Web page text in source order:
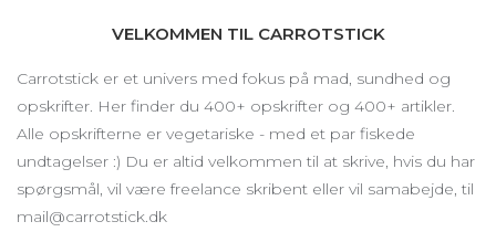
VELKOMMEN TIL CARROTSTICK
Carrotstick er et univers med fokus på mad, sundhed og
opskrifter. Her finder du 400+ opskrifter og 400+ artikler.
Alle opskrifterne er vegetariske - med et par fiskede
undtagelser :) Du er altid velkommen til at skrive, hvis du har
spørgsmål, vil være freelance skribent eller vil samabejde, til
mail@carrotstick.dk